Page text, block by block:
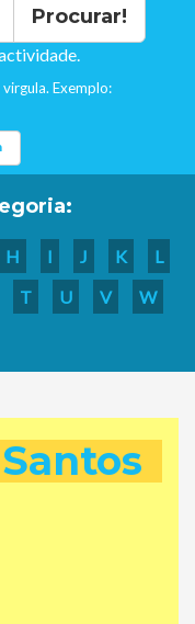
Procurar!
Exemplo:
H I J K
L
T U V
W